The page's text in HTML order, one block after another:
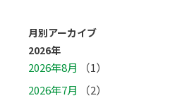
月別アーカイブ
2026年
2026年8月
（1）
2026年7月
（2）